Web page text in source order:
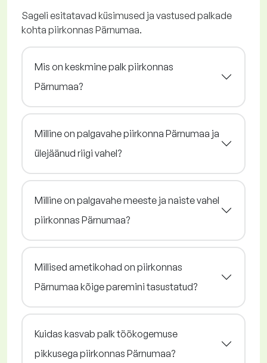
Sageli esitatavad küsimused ja vastused palkade
kohta piirkonnas Pärnumaa.
Mis on keskmine palk piirkonnas
Pärnumaa?
Milline on palgavahe piirkonna Pärnumaa ja
ülejäänud riigi vahel?
Milline on palgavahe meeste ja naiste vahel
piirkonnas Pärnumaa?
Millised ametikohad on piirkonnas
Pärnumaa kõige paremini tasustatud?
Kuidas kasvab palk töökogemuse
pikkusega piirkonnas Pärnumaa?